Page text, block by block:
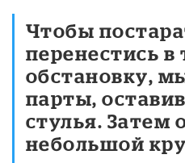
Чтобы
перенестись в
обстановку,
парты,
стулья. Затем
небольшой